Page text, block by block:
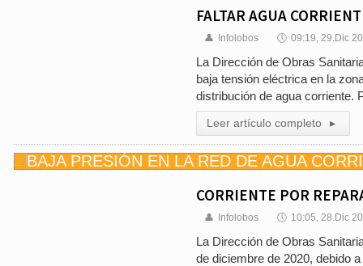
FALTAR AGUA
👤 Infolobos 🕔 09:19, 29.Dic
La Dirección de Obras
baja tensión eléctrica en la
distribución de agua corriente.
Leer artículo completo ▸
CORRIENTE POR
👤 Infolobos 🕔 10:05, 28.Dic
La Dirección de Obras
de diciembre de 2020, debido